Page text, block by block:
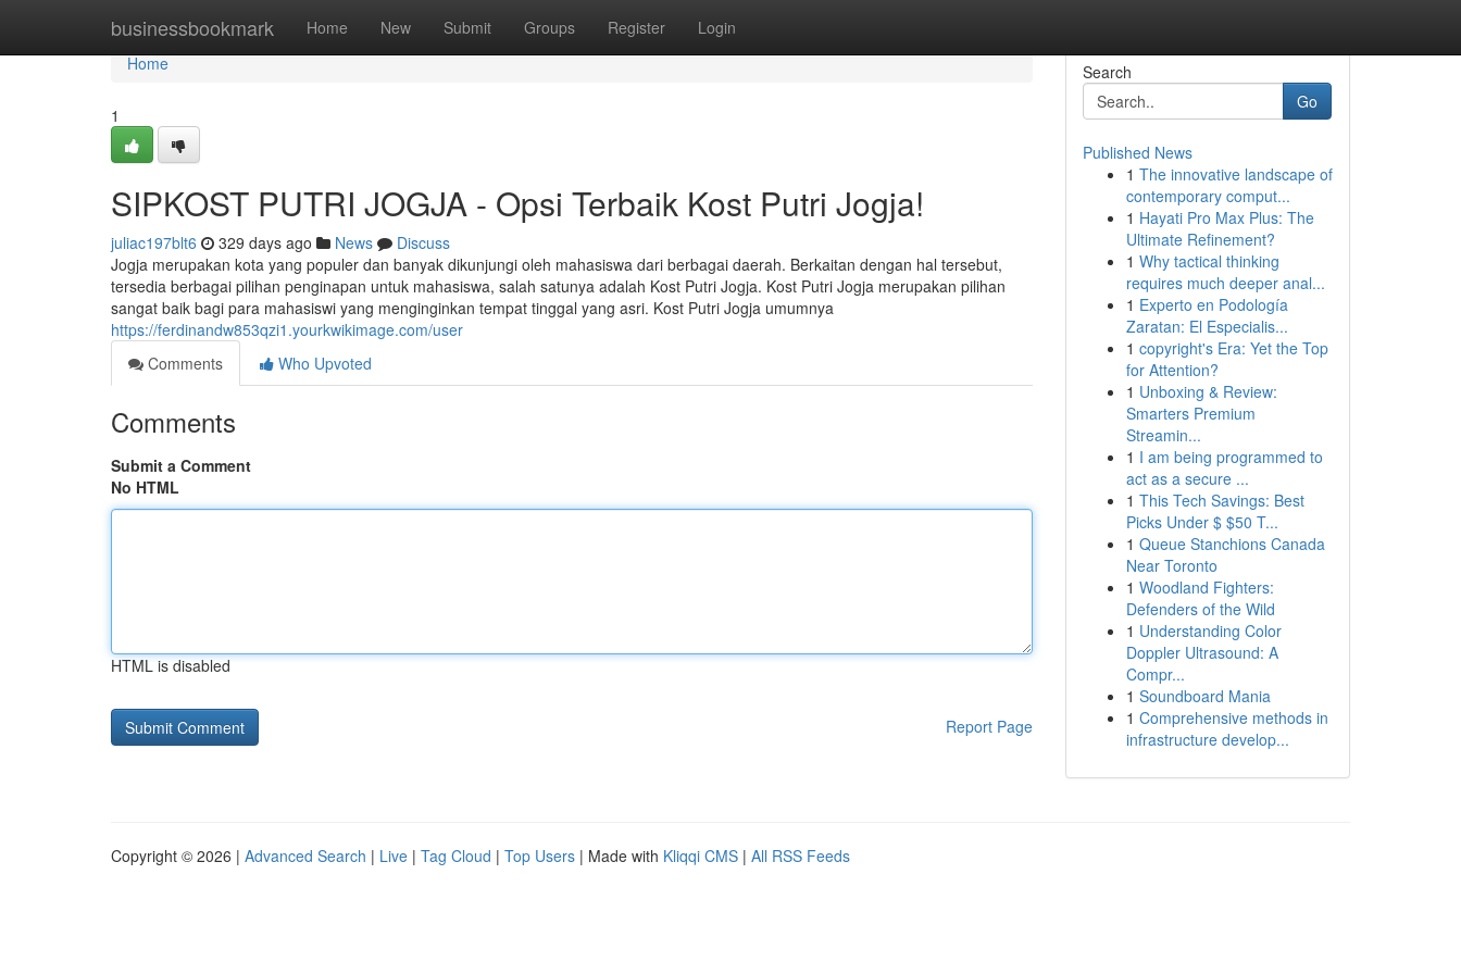
businessbookmark Home New Submit Groups Register Login
Home
Home
1
SIPKOST PUTRI JOGJA - Opsi Terbaik Kost Putri Jogja!
juliac197blt6 329 days ago News
Discuss
Jogja merupakan kota yang populer dan banyak dikunjungi oleh mahasiswa dari berbagai daerah. Berkaitan dengan hal tersebut,
tersedia berbagai pilihan penginapan untuk mahasiswa, salah satunya adalah Kost Putri Jogja. Kost Putri Jogja merupakan pilihan
sangat baik bagi para mahasiswi yang menginginkan tempat tinggal yang asri. Kost Putri Jogja umumnya
https://ferdinandw853qzi1.yourkwikimage.com/user
Comments
Who Upvoted
Comments
Submit a Comment
No HTML
HTML is disabled
Report Page
Search
Go
Published News
1 The innovative landscape of
contemporary comput...
1 Hayati Pro Max Plus: The
Ultimate Refinement?
1 Why tactical thinking
requires much deeper anal...
1 Experto en Podología
Zaratan: El Especialis...
1 copyright's Era: Yet the Top
for Attention?
1 Unboxing & Review:
Smarters Premium
Streamin...
1 I am being programmed to
act as a secure ...
1 This Tech Savings: Best
Picks Under $ $50 T...
1 Queue Stanchions Canada
Near Toronto
1 Woodland Fighters:
Defenders of the Wild
1 Understanding Color
Doppler Ultrasound: A
Compr...
1 Soundboard Mania
1 Comprehensive methods in
infrastructure develop...
Copyright © 2026 | Advanced Search | Live | Tag Cloud | Top Users | Made with Kliqqi CMS | All RSS Feeds